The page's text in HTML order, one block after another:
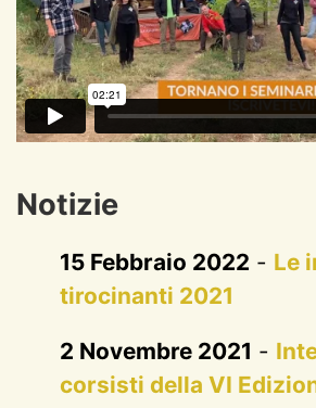
Notizie
15 Febbraio 2022 - Le
tirocinanti 2021
2 Novembre 2021 -
corsisti della VI